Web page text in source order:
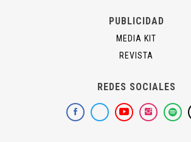
PUBLICIDAD
MEDIA KIT
REVISTA
REDES SOCIALES